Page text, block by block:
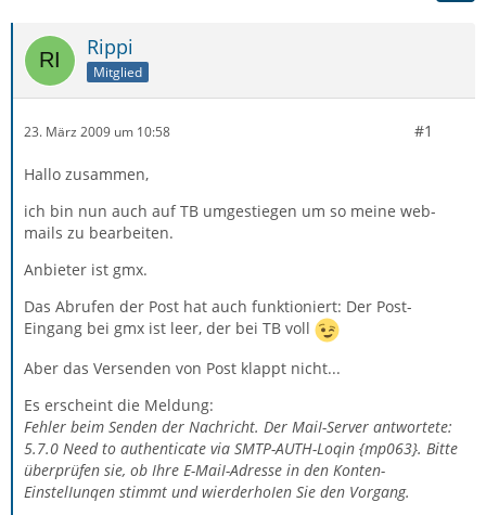
Rippi
Mitglied
23. März 2009 um 10:58 #1
Hallo zusammen,
ich bin nun auch auf TB umgestiegen um so meine web-
mails zu bearbeiten.
Anbieter ist gmx.
Das Abrufen der Post hat auch funktioniert: Der Post-
Eingang bei gmx ist leer, der bei TB voll
Aber das Versenden von Post klappt nicht...
Es erscheint die Meldung:
Fehler beim Senden der Nachricht. Der MaiI-Server antwortete:
5.7.0 Need to authenticate via SMTP-AUTH-Loqin {mp063}. Bitte
überprüfen sie, ob Ihre E-MaiI-Adresse in den Konten-
EinstelIunqen stimmt und wierderhoIen Sie den Vorgang.